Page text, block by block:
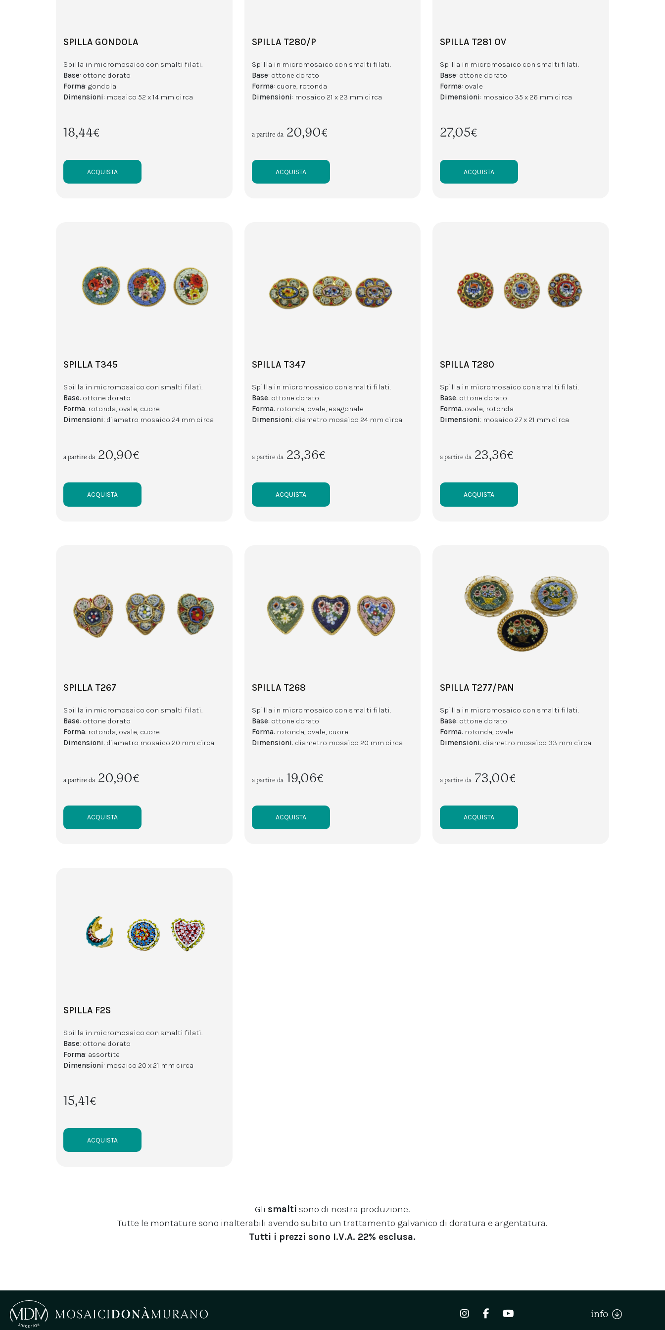
SPILLA GONDOLA
Spilla in micromosaico con smalti filati.
Base: ottone dorato
Forma: gondola
Dimensioni: mosaico 52 x 14 mm circa
18,44€
ACQUISTA
SPILLA T280/P
Spilla in micromosaico con smalti filati.
Base: ottone dorato
Forma: cuore, rotonda
Dimensioni: mosaico 21 x 23 mm circa
a partire da20,90€
ACQUISTA
SPILLA T281 OV
Spilla in micromosaico con smalti filati.
Base: ottone dorato
Forma: ovale
Dimensioni: mosaico 35 x 26 mm circa
27,05€
ACQUISTA
SPILLA T345
Spilla in micromosaico con smalti filati.
Base: ottone dorato
Forma: rotonda, ovale, cuore
Dimensioni: diametro mosaico 24 mm circa
a partire da20,90€
ACQUISTA
SPILLA T347
Spilla in micromosaico con smalti filati.
Base: ottone dorato
Forma: rotonda, ovale, esagonale
Dimensioni: diametro mosaico 24 mm circa
a partire da23,36€
ACQUISTA
SPILLA T280
Spilla in micromosaico con smalti filati.
Base: ottone dorato
Forma: ovale, rotonda
Dimensioni: mosaico 27 x 21 mm circa
a partire da 23,36€
ACQUISTA
SPILLA T267
Spilla in micromosaico con smalti filati.
Base: ottone dorato
Forma: rotonda, ovale, cuore
Dimensioni: diametro mosaico 20 mm circa
a partire da20,90€
ACQUISTA
SPILLA T268
Spilla in micromosaico con smalti filati.
Base: ottone dorato
Forma: rotonda, ovale, cuore
Dimensioni: diametro mosaico 20 mm circa
a partire da19,06€
ACQUISTA
SPILLA T277/PAN
Spilla in micromosaico con smalti filati.
Base: ottone dorato
Forma: rotonda, ovale
Dimensioni: diametro mosaico 33 mm circa
a partire da 73,00€
ACQUISTA
SPILLA F2S
Spilla in micromosaico con smalti filati.
Base: ottone dorato
Forma: assortite
Dimensioni: mosaico 20 x 21 mm circa
15,41€
ACQUISTA
Gli smalti sono di nostra produzione.
Tutte le montature sono inalterabili avendo subito un trattamento galvanico di doratura e argentatura.
Tutti i prezzi sono I.V.A. 22% esclusa.
info